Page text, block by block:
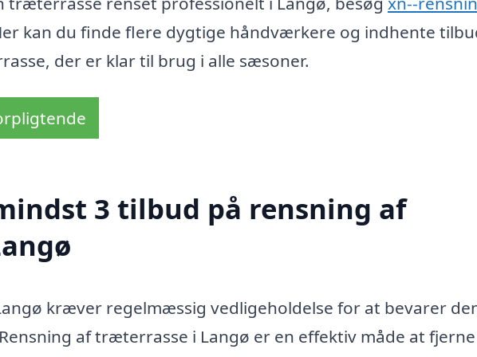
kan du finde flere dygtige håndværkere og indhente
der er klar til brug i alle sæsoner.
3 tilbud på rensning af
kræver regelmæssig vedligeholdelse for at bevarer
af træterrasse i Langø er en effektiv måde at fjerne